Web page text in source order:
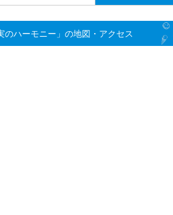
ハーモニー」の地図・アクセス